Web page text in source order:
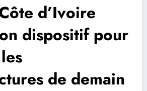
d’Ivoire
dispositif pour
de demain